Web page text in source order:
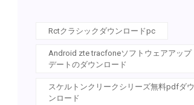
Rctクラシックダウンロードpc
Android zte tracfoneソフトウェアアップ
デートのダウンロード
スケルトンクリークシリーズ無料pdfダウ
ンロード